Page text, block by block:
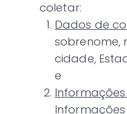
coletar:
Dados de
sobrenome,
cidade,
e